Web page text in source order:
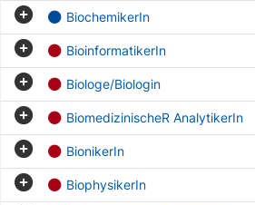
BiochemikerIn
BioinformatikerIn
Biologe/Biologin
BiomedizinischeR AnalytikerIn
BionikerIn
BiophysikerIn